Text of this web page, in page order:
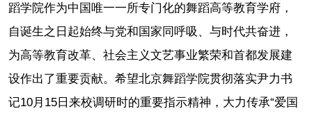
蹈学院作为中国唯一一所专门化的舞蹈高等教育学府，
自诞生之日起始终与党和国家同呼吸、与时代共奋进，
为高等教育改革、社会主义文艺事业繁荣和首都发展建
设作出了重要贡献。希望北京舞蹈学院贯彻落实尹力书
记10月15日来校调研时的重要指示精神，大力传承“爱国